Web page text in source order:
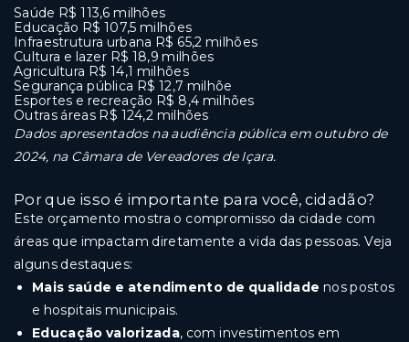
Saúde R$ 113,6 milhões
Educação R$ 107,5 milhões
Infraestrutura urbana R$ 65,2 milhões
Cultura e lazer R$ 18,9 milhões
Agricultura R$ 14,1 milhões
Segurança pública R$ 12,7 milhõe
Esportes e recreação R$ 8,4 milhões
Outras áreas R$ 124,2 milhões
Dados apresentados na audiência pública em outubro de
2024, na Câmara de Vereadores de Içara.
Por que isso é importante para você, cidadão?
Este orçamento mostra o compromisso da cidade com
áreas que impactam diretamente a vida das pessoas. Veja
alguns destaques:
Mais saúde e atendimento de qualidade nos postos
e hospitais municipais.
Educação valorizada, com investimentos em